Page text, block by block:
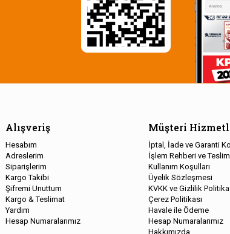
Alışveriş
Hesabım
Adreslerim
Siparişlerim
Kargo Takibi
Şifremi Unuttum
Kargo & Teslimat
Yardım
Hesap Numaralarımız
Müşteri
İptal, İade ve Garanti
İşlem Rehberi ve
Kullanım Koşulları
Üyelik Sözleşmesi
KVKK ve Gizlilik
Çerez Politikası
Havale ile Ödeme
Hesap Numaralarımız
Hakkımızda